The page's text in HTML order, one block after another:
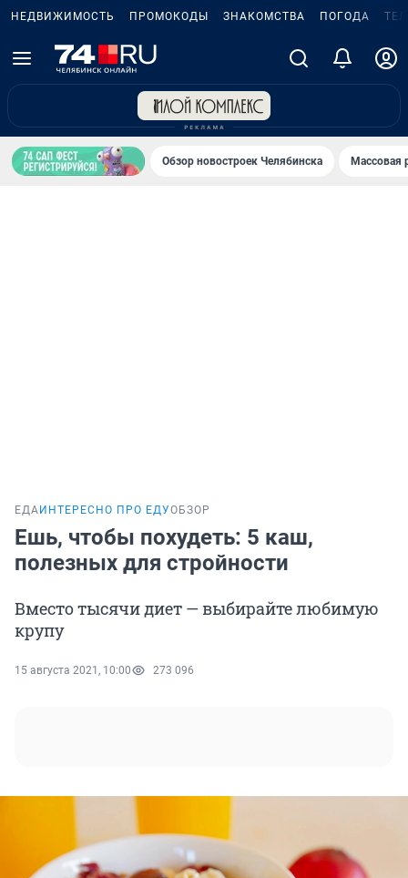
НЕДВИЖИМОСТЬ ПРОМОКОДЫ ЗНАКОМСТВА ПОГОДА
Обзор новостроек Челябинска Массовая
ЕДА ИНТЕРЕСНО ПРО ЕДУОБЗОР
Ешь, чтобы похудеть: 5 каш,
полезных для стройности
Вместо тысячи диет — выбирайте любимую
крупу
15 августа 2021, 10:00 273 096